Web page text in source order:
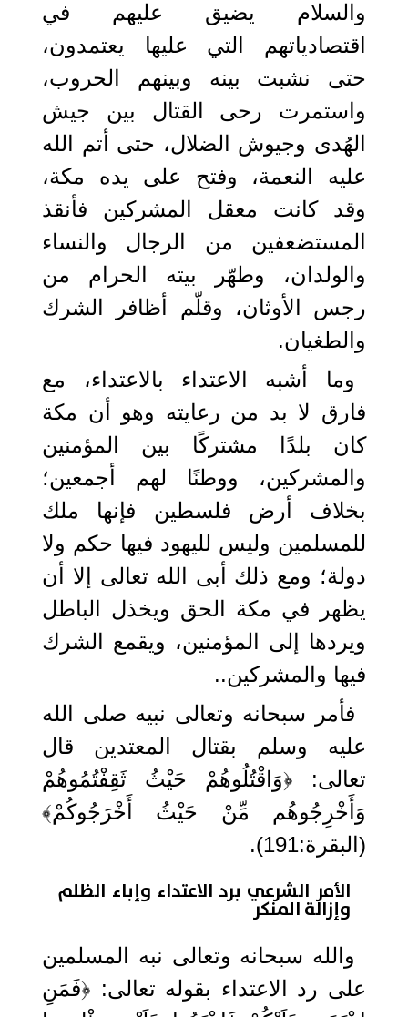
والسلام يضيق عليهم في
اقتصادياتهم التي عليها يعتمدون،
حتى نشبت بينه وبينهم الحروب،
واستمرت رحى القتال بين جيش
الهُدى وجيوش الضلال، حتى أتم الله
عليه النعمة، وفتح على يده مكة،
وقد كانت معقل المشركين فأنقذ
المستضعفين من الرجال والنساء
والولدان، وطهّر بيته الحرام من
رجس الأوثان، وقلّم أظافر الشرك
والطغيان.
وما أشبه الاعتداء بالاعتداء، مع
فارق لا بد من رعايته وهو أن مكة
كان بلدًا مشتركًا بين المؤمنين
والمشركين، ووطنًا لهم أجمعين؛
بخلاف أرض فلسطين فإنها ملك
للمسلمين وليس لليهود فيها حكم ولا
دولة؛ ومع ذلك أبى الله تعالى إلا أن
يظهر في مكة الحق ويخذل الباطل
ويردها إلى المؤمنين، ويقمع الشرك
فيها والمشركين..
فأمر سبحانه وتعالى نبيه صلى الله
عليه وسلم بقتال المعتدين قال
تعالى: ﴿وَاقْتُلُوهُمْ حَيْثُ ثَقِفْتُمُوهُمْ
وَأَخْرِجُوهُم مِّنْ حَيْثُ أَخْرَجُوكُمْ﴾
(البقرة:191).
الأمر الشرعي برد الاعتداء وإباء الظلم
وإزالة المنكر
والله سبحانه وتعالى نبه المسلمين
على رد الاعتداء بقوله تعالى: ﴿فَمَنِ